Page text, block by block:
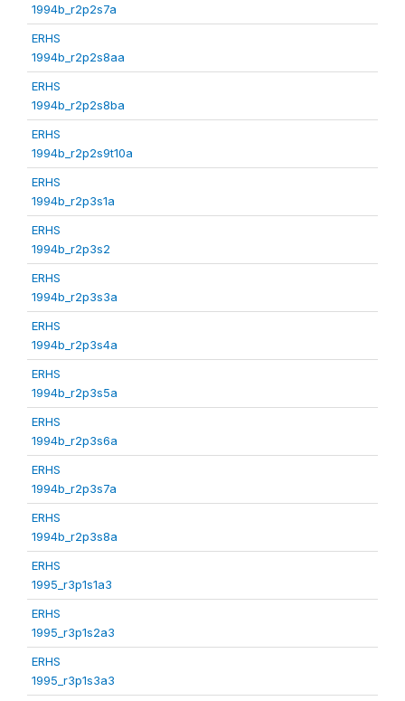
1994b_r2p2s7a
ERHS
1994b_r2p2s8aa
ERHS
1994b_r2p2s8ba
ERHS
1994b_r2p2s9t10a
ERHS
1994b_r2p3s1a
ERHS
1994b_r2p3s2
ERHS
1994b_r2p3s3a
ERHS
1994b_r2p3s4a
ERHS
1994b_r2p3s5a
ERHS
1994b_r2p3s6a
ERHS
1994b_r2p3s7a
ERHS
1994b_r2p3s8a
ERHS
1995_r3p1s1a3
ERHS
1995_r3p1s2a3
ERHS
1995_r3p1s3a3